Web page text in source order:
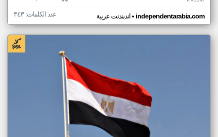
اندبندنت عربية• independentarabia.com عدد الكلمات: ٣٤٣